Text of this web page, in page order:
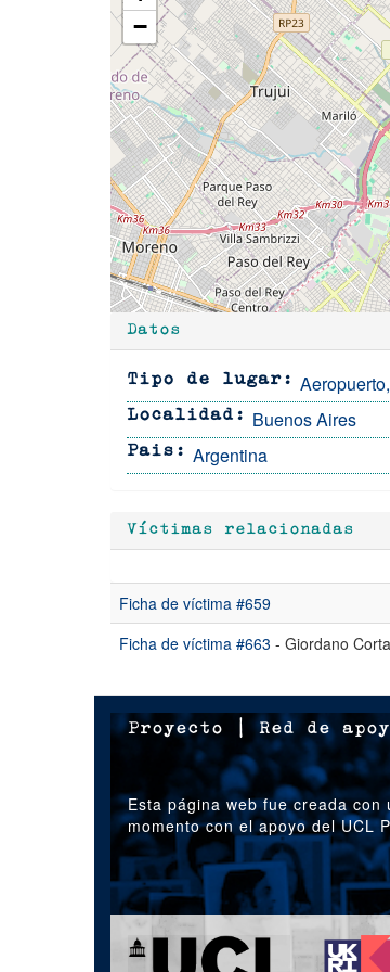
−
Datos
Tipo de lugar
Localidad Buenos Aires
Pais Argentina
Víctimas relacionadas
Ficha de víctima #659
Ficha de víctima #663 - Giordano
Proyecto | Red de
Esta página web fue creada
momento con el apoyo del UCL